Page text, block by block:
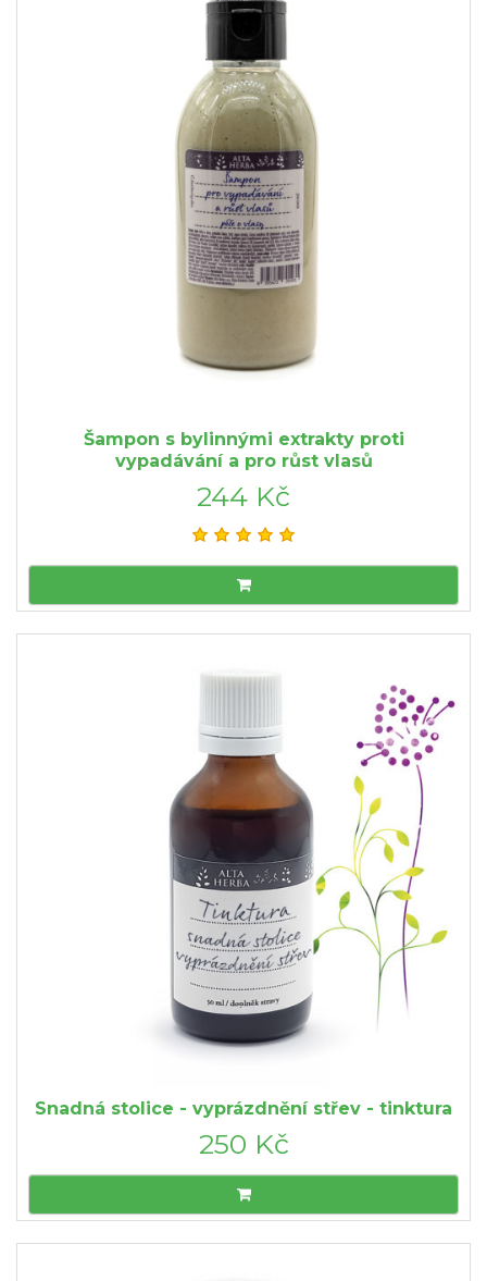
Šampon s bylinnými extrakty proti
vypadávání a pro růst vlasů
244 Kč
Snadná stolice - vyprázdnění střev - tinktura
250 Kč